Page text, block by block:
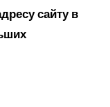
сайту в